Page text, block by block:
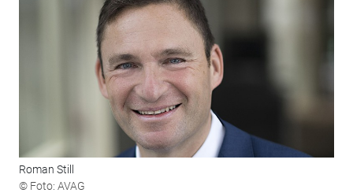
Roman Still
© Foto: AVAG